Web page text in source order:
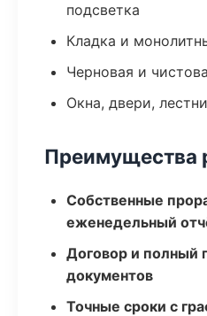
подсветка
Кладка и
Черновая и
Окна, двери,
Преимущества
Собственные
еженедельный
Договор и полный
документов
Точные сроки с